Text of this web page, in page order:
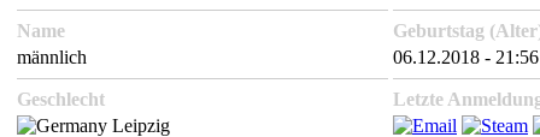
Name
Geburtstag
männlich
Geschlecht
06.12.2018 - 21:56
Letzte
Leipzig